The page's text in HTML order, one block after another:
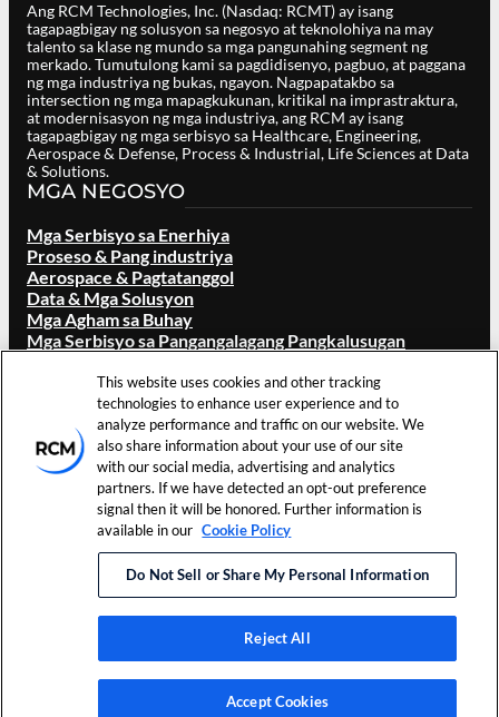
Ang RCM Technologies, Inc. (Nasdaq: RCMT) ay isang
tagapagbigay ng solusyon sa negosyo at teknolohiya na may
talento sa klase ng mundo sa mga pangunahing segment ng
merkado. Tumutulong kami sa pagdidisenyo, pagbuo, at paggana
ng mga industriya ng bukas, ngayon. Nagpapatakbo sa
intersection ng mga mapagkukunan, kritikal na imprastraktura,
at modernisasyon ng mga industriya, ang RCM ay isang
tagapagbigay ng mga serbisyo sa Healthcare, Engineering,
Aerospace & Defense, Process & Industrial, Life Sciences at Data
& Solutions.
MGA NEGOSYO
Mga Serbisyo sa Enerhiya
Proseso & Pang industriya
Aerospace & Pagtatanggol
Data & Mga Solusyon
Mga Agham sa Buhay
Mga Serbisyo sa Pangangalagang Pangkalusugan
Pangkalahatang ideya
Ang aming Tatak
Mga Lokasyon
Mga Karera
Mga namumuhunan
Balita at mga Kaganapan
Mga Sanggunian
Makipag ugnay sa Amin
LinkedIn
This website uses cookies and other tracking
technologies to enhance user experience and to
analyze performance and traffic on our website. We
also share information about your use of our site
with our social media, advertising and analytics
partners. If we have detected an opt-out preference
signal then it will be honored. Further information is
available in our Cookie Policy
Do Not Sell or Share My Personal Information
Reject All
Accept Cookies